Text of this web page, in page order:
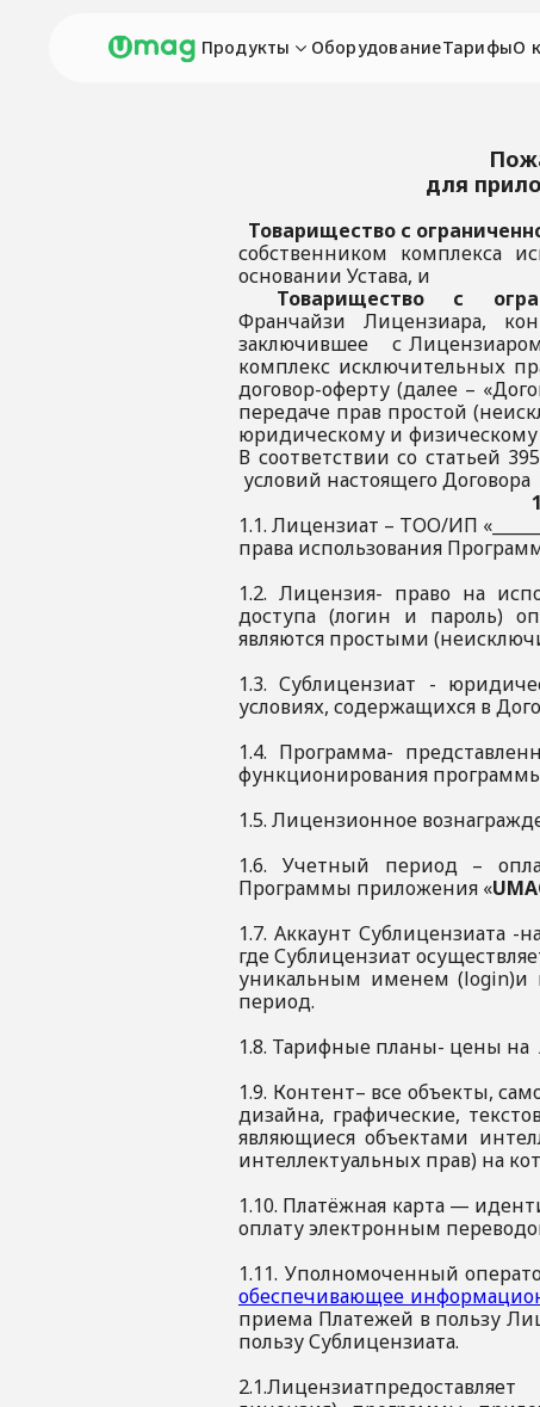
Продукты ОборудованиеТарифыО
для
Товарищество с
собственником комплекса
основании Устава, и
Товарищество с
Франчайзи Лицензиара,
заключившее с
комплекс исключительных
договор-оферту (далее –
передаче прав простой
юридическому и
В соответствии со статьей
условий настоящего
1.1. Лицензиат – ТОО/ИП
права использования
1.2. Лицензия- право на
доступа (логин и пароль)
являются простыми
1.3. Сублицензиат -
условиях, содержащихся в
1.4. Программа-
функционирования
1.5. Лицензионное
1.6. Учетный период –
Программы приложения «
1.7. Аккаунт Сублицензиата -
где Сублицензиат
уникальным именем (login)и
период.
1.8. Тарифные планы- цены на
1.9. Контент– все объекты,
дизайна, графические,
являющиеся объектами
интеллектуальных прав) на
1.10. Платёжная карта —
оплату электронным
1.11. Уполномоченный
обеспечивающее
приема Платежей в пользу
пользу Сублицензиата.